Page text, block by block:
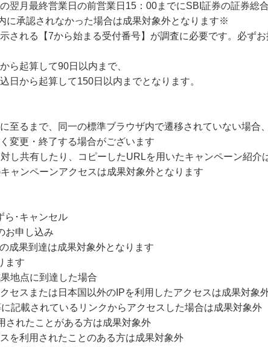
翌月最終営業日の前営業日15：00までにSBI証券の証券総
に承認されなかった場合は成果対象外となります※
される【7から始まる受付番号】が調査に必要です。必ず
ら起算して90日以内まで、
日から起算して150日以内までとなります。
至るまで、同一の標準ブラウザ内で遷移されていない場合
変更・終了する場合がございます
し共有したり、コピーしたURLを用いたキャンペーン紹介
ャンペーンアクセスは成果対象外となります
ら･キャンセル
お申し込み
成果到達は成果対象外となります
ます
地点に到達した場合
セスまたは日本国以外のIPを利用したアクセスは成果対象
記載されているリンクからアクセスした場合は成果対象外
されたことがある方は成果対象外
を利用されたことのある方は成果対象外